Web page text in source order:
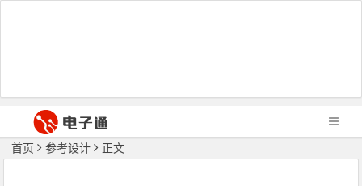
首页 参考设计 正文